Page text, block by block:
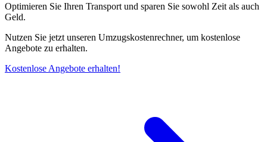
Optimieren Sie Ihren Transport und sparen Sie sowohl Zeit als auch
Geld.
Nutzen Sie jetzt unseren Umzugskostenrechner, um kostenlose
Angebote zu erhalten.
Kostenlose Angebote erhalten!